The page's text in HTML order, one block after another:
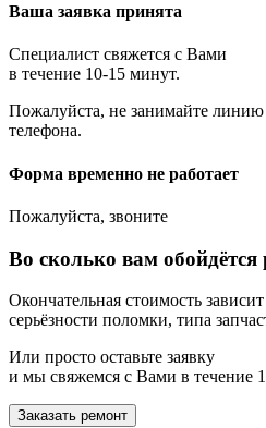
Ваша заявка принята
Специалист свяжется с Вами
в течение 10-15 минут.
Пожалуйста, не занимайте
телефона.
Форма временно не работает
Пожалуйста, звоните
Во сколько вам обойдётся
Окончательная стоимость
серьёзности поломки, типа
Или просто оставьте заявку
и мы свяжемся с Вами в течение
Заказать ремонт